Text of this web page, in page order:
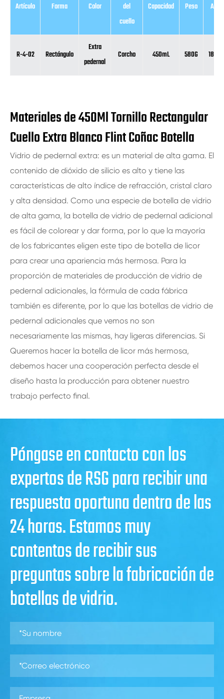
Artículo Forma Color
del
cuello
Capacidad Peso
R-4-02 Rectángulo
Extra
pedernal
Corcho 450mL 580G
Materiales de 450Ml Tornillo Rectangular
Cuello Extra Blanco Flint Coñac Botella
Vidrio de pedernal extra: es un material de alta gama. El
contenido de dióxido de silicio es alto y tiene las
características de alto índice de refracción, cristal claro
y alta densidad. Como una especie de botella de vidrio
de alta gama, la botella de vidrio de pedernal adicional
es fácil de colorear y dar forma, por lo que la mayoría
de los fabricantes eligen este tipo de botella de licor
para crear una apariencia más hermosa. Para la
proporción de materiales de producción de vidrio de
pedernal adicionales, la fórmula de cada fábrica
también es diferente, por lo que las botellas de vidrio de
pedernal adicionales que vemos no son
necesariamente las mismas, hay ligeras diferencias. Si
Queremos hacer la botella de licor más hermosa,
debemos hacer una cooperación perfecta desde el
diseño hasta la producción para obtener nuestro
trabajo perfecto final.
Póngase en contacto con los
expertos de RSG para recibir una
respuesta oportuna dentro de las
24 horas. Estamos muy
contentos de recibir sus
preguntas sobre la fabricación de
botellas de vidrio.